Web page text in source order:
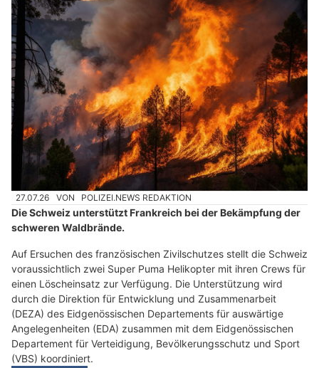
27.07.26 VON POLIZEI.NEWS REDAKTION
Die Schweiz unterstützt Frankreich bei der Bekämpfung der
schweren Waldbrände.
Auf Ersuchen des französischen Zivilschutzes stellt die Schweiz
voraussichtlich zwei Super Puma Helikopter mit ihren Crews für
einen Löscheinsatz zur Verfügung. Die Unterstützung wird
durch die Direktion für Entwicklung und Zusammenarbeit
(DEZA) des Eidgenössischen Departements für auswärtige
Angelegenheiten (EDA) zusammen mit dem Eidgenössischen
Departement für Verteidigung, Bevölkerungsschutz und Sport
(VBS) koordiniert.